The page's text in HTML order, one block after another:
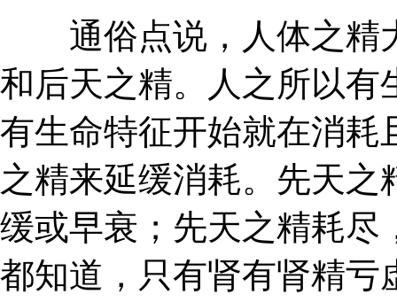
通俗点说，人体之精
和后天之精。人之所以有
有生命特征开始就在消耗
之精来延缓消耗。先天
缓或早衰；先天之精耗尽
都知道，只有肾有肾精亏